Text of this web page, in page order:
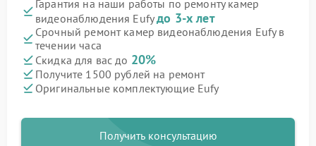
Гарантия на наши работы по ремонту камер
видеонаблюдения Eufyдо 3-х лет
Срочный ремонт камер видеонаблюдения Eufy в
течении часа
Скидка для вас до 20%
Получите 1500 рублей на ремонт
Оригинальные комплектующие Eufy
Получить консультацию